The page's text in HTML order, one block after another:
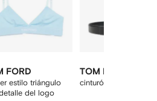
FORD
estilo triángulo
del logo
TOM FORD
cinturón con hebilla T